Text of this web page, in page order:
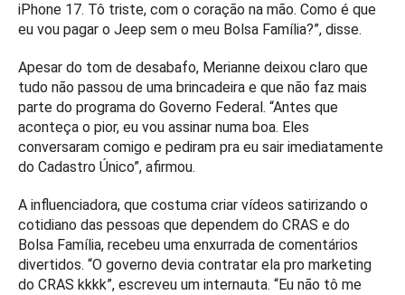
iPhone 17. Tô triste, com o coração na mão. Como é que
eu vou pagar o Jeep sem o meu Bolsa Família?”, disse.
Apesar do tom de desabafo, Merianne deixou claro que
tudo não passou de uma brincadeira e que não faz mais
parte do programa do Governo Federal. “Antes que
aconteça o pior, eu vou assinar numa boa. Eles
conversaram comigo e pediram pra eu sair imediatamente
do Cadastro Único”, afirmou.
A influenciadora, que costuma criar vídeos satirizando o
cotidiano das pessoas que dependem do CRAS e do
Bolsa Família, recebeu uma enxurrada de comentários
divertidos. “O governo devia contratar ela pro marketing
do CRAS kkkk”, escreveu um internauta. “Eu não tô me